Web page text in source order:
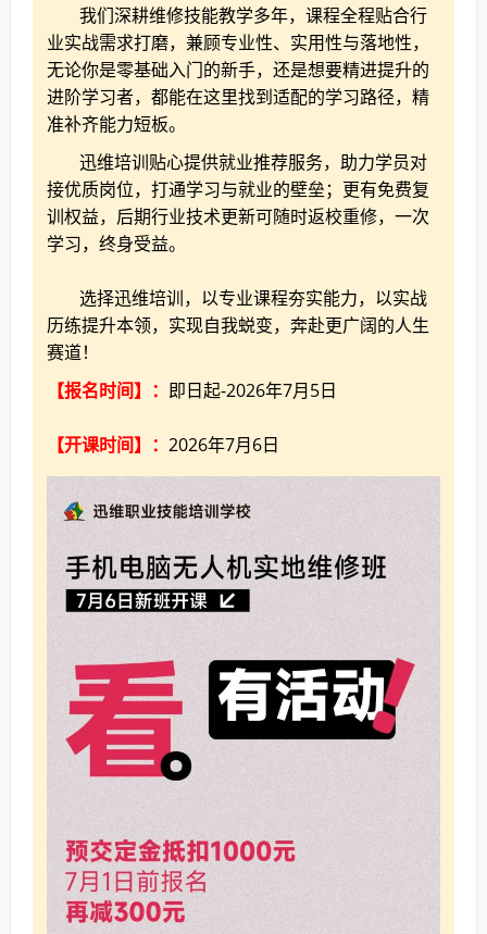
我们深耕维修技能教学多年，课程全程贴合行
业实战需求打磨，兼顾专业性、实用性与落地性，
无论你是零基础入门的新手，还是想要精进提升的
进阶学习者，都能在这里找到适配的学习路径，精
准补齐能力短板。
迅维培训贴心提供就业推荐服务，助力学员对
接优质岗位，打通学习与就业的壁垒；更有免费复
训权益，后期行业技术更新可随时返校重修，一次
学习，终身受益。
选择迅维培训，以专业课程夯实能力，以实战
历练提升本领，实现自我蜕变，奔赴更广阔的人生
赛道！
【报名时间】： 即日起-2026年7月5日
【开课时间】： 2026年7月6日